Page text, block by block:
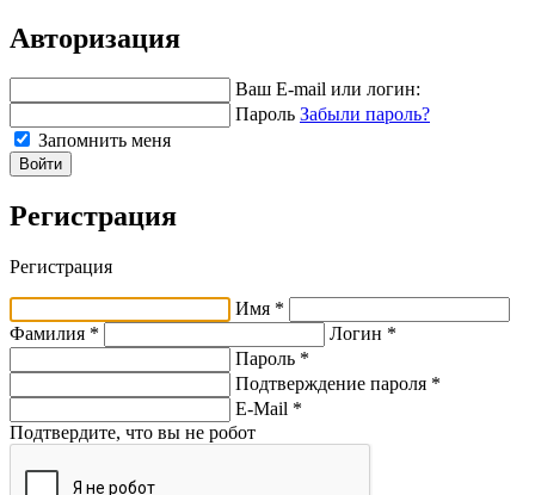
Авторизация
Ваш E-mail или логин:
Пароль Забыли пароль?
Запомнить меня
Войти
Регистрация
Регистрация
Имя *
Фамилия *
Логин *
Пароль *
Подтверждение пароля *
E-Mail *
Подтвердите, что вы не робот